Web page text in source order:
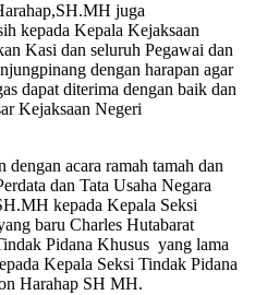
juga
kepada Kepala Kejaksaan
Kasi dan seluruh Pegawai dan
dengan harapan agar
dapat diterima dengan baik dan
Kejaksaan Negeri
acara ramah tamah dan
dan Tata Usaha Negara
kepada Kepala Seksi
baru Charles Hutabarat
Pidana Khusus yang lama
Kepala Seksi Tindak Pidana
Harahap SH MH.